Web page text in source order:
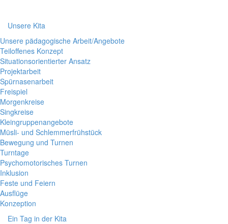
Unsere Kita
Unsere pädagogische Arbeit/Angebote
Teiloffenes Konzept
Situationsorientierter Ansatz
Projektarbeit
Spürnasenarbeit
Freispiel
Morgenkreise
Singkreise
Kleingruppenangebote
Müsli- und Schlemmerfrühstück
Bewegung und Turnen
Turntage
Psychomotorisches Turnen
Inklusion
Feste und Feiern
Ausflüge
Konzeption
Ein Tag in der Kita